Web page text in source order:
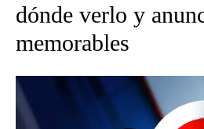
dónde verlo y
memorables